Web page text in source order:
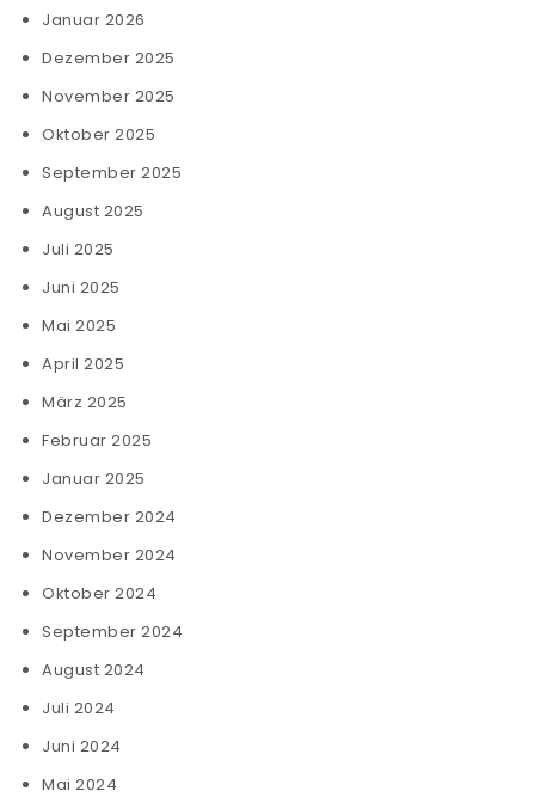
Januar 2026
Dezember 2025
November 2025
Oktober 2025
September 2025
August 2025
Juli 2025
Juni 2025
Mai 2025
April 2025
März 2025
Februar 2025
Januar 2025
Dezember 2024
November 2024
Oktober 2024
September 2024
August 2024
Juli 2024
Juni 2024
Mai 2024